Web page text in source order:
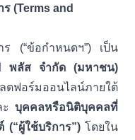
ร (Terms and
ร (“ข้อกำหนดฯ”) เป็น
พลัส จำกัด (มหาชน)
ฟอร์มออนไลน์ภายใต้
ะบุคคลหรือนิติบุคคลที่
(“ผู้ใช้บริการ”)โดยใน